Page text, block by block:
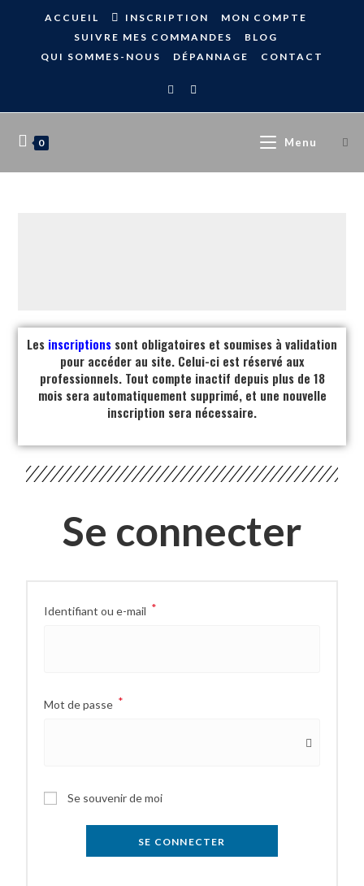
ACCUEIL INSCRIPTION
MON COMPTE
SUIVRE MES COMMANDES
BLOG
QUI SOMMES-NOUS
DÉPANNAGE CONTACT
0 Menu
Les inscriptions sont obligatoires et soumises à validation
pour accéder au site. Celui-ci est réservé aux
professionnels. Tout compte inactif depuis plus de 18
mois sera automatiquement supprimé, et une nouvelle
inscription sera nécessaire.
Se connecter
Identifiant ou e-mail *
Mot de passe *
Se souvenir de moi
SE CONNECTER